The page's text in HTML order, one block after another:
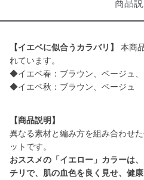
商品
【イエベに似合うカラバリ】
本商
れています。
◆イエベ春：ブラウン、ベージュ
◆イエベ秋：ブラウン、ベージュ
【商品説明】
異なる素材と編み方を組み合わせ
おススメの「イエロー」カラーは
チリで、肌の血色を良く見せ、健